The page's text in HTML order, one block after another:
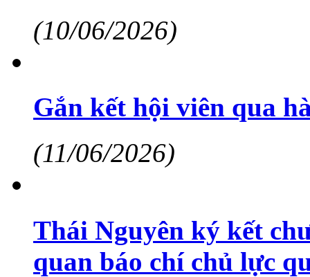
(10/06/2026)
Gắn kết hội viên qua
(11/06/2026)
Thái Nguyên ký kết
quan báo chí chủ lực